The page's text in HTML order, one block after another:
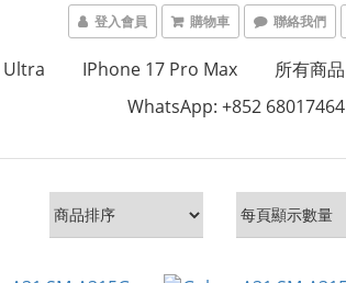
登入會員 購物車 聯絡我們
Ultra IPhone 17 Pro Max
所有商品
WhatsApp: +852 68017464